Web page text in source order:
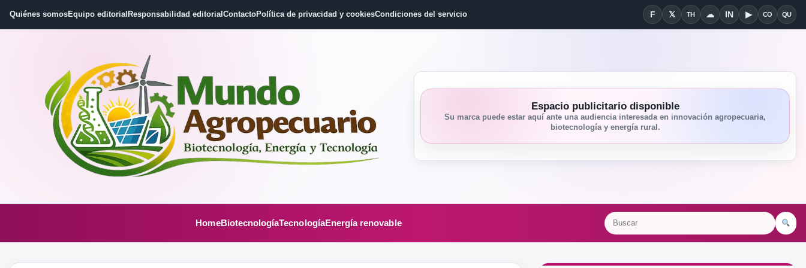
Quiénes somosEquipo editorial Responsabilidad editorial ContactoPolítica de privacidad y cookiesCondiciones del servicio FFacebook
𝕏
X THThreads
☁Bluesky
INLinkedin
▶YouTube
CO QU
Espacio publicitario disponible
Su marca puede estar aquí ante una audiencia interesada en innovación agropecuaria,
biotecnología y energía rural.
HomeBiotecnologíaTecnologíaEnergía renovable